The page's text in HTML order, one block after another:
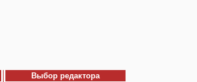
Выбор редактора